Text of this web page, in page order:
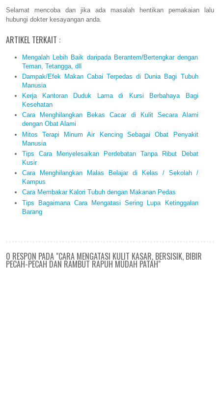
Selamat mencoba dan jika ada masalah hentikan pemakaian lalu
hubungi dokter kesayangan anda.
ARTIKEL TERKAIT :
Mengalah Lebih Baik daripada Berantem/Bertengkar dengan
Teman, Tetangga, dll
Dampak/Efek Makan Cabai Terpedas di Dunia Bagi Tubuh
Manusia
Kerja Kantoran Duduk Lama di Kursi Berbahaya Bagi
Kesehatan
Cara Menghilangkan Bekas Cacar di Kulit Secara Alami
dengan Obat Alami
Mitos Terapi Minum Air Kencing Sebagai Obat Penyakit
Manusia
Tips Cara Menyelesaikan Perdebatan Tanpa Ribut Debat
Kusir
Cara Menghilangkan Malas Belajar di Kelas / Sekolah /
Kampus
Cara Membakar Kalori Tubuh dengan Makanan Pedas
Tips Bagaimana Cara Mengatasi Sering Lupa Ketinggalan
Barang
0 RESPON PADA "CARA MENGATASI KULIT KASAR, BERSISIK, BIBIR
PECAH-PECAH DAN RAMBUT RAPUH MUDAH PATAH"